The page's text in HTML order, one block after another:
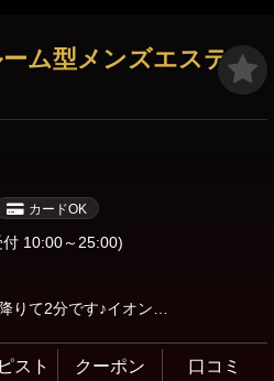
ム型メンズエステ
カードOK
付 10:00～25:00)
スト
クーポン
口コミ